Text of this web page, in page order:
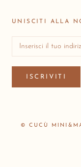
UNISCITI ALLA
ISCRIVITI
© CUCÙ